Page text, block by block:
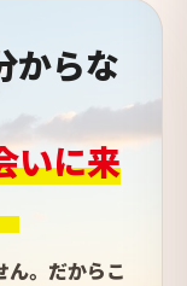
からな
いに来
ん。だからこ